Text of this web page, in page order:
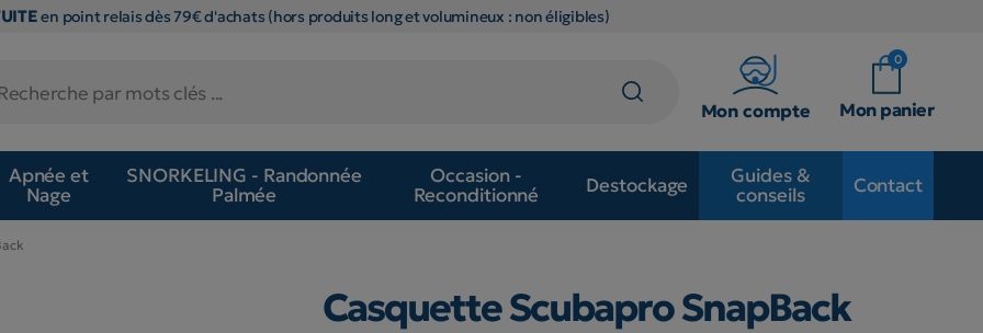
en point relais dès 79€ d'achats (hors produits long et volumineux : non éligibles)
Mon compte
0
Mon panier
Apnée et
Nage
SNORKELING - Randonnée
Palmée
Occasion -
Reconditionné
Destockage
Guides &
conseils
Contact
Casquette Scubapro SnapBack